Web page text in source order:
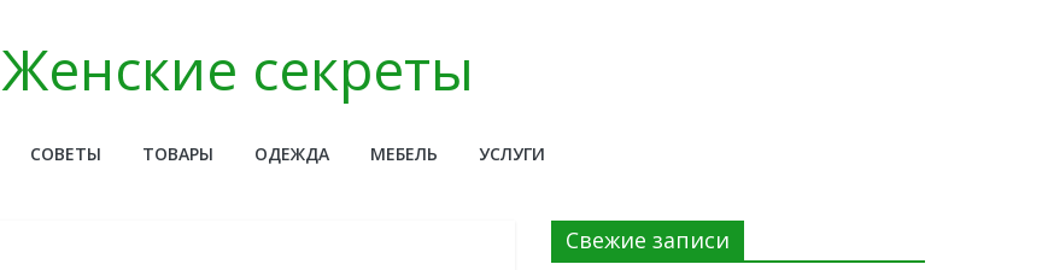
Женские секреты
СОВЕТЫ ТОВАРЫ ОДЕЖДА МЕБЕЛЬ УСЛУГИ
Свежие записи